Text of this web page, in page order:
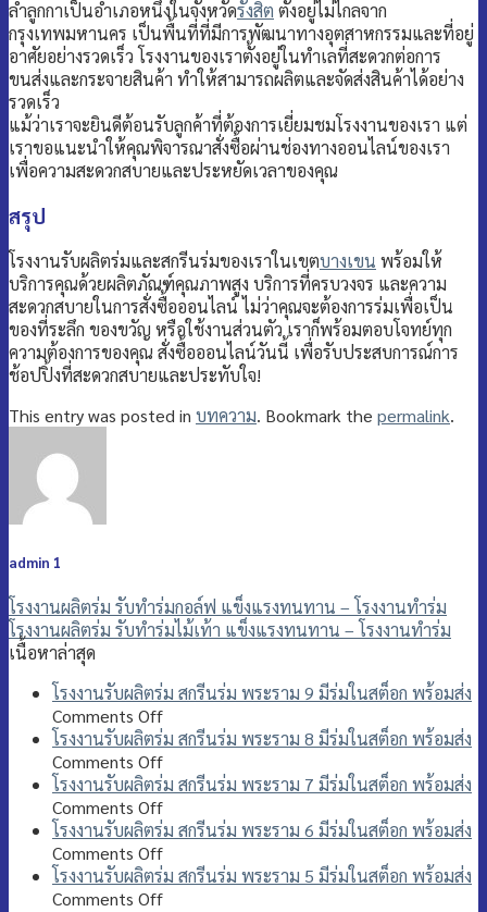
ลำลูกกาเป็นอำเภอหนึ่งในจังหวัดรังสิต ตั้งอยู่ไม่ไกลจาก
กรุงเทพมหานคร เป็นพื้นที่ที่มีการพัฒนาทางอุตสาหกรรมและที่อยู่
อาศัยอย่างรวดเร็ว โรงงานของเราตั้งอยู่ในทำเลที่สะดวกต่อการ
ขนส่งและกระจายสินค้า ทำให้สามารถผลิตและจัดส่งสินค้าได้อย่าง
รวดเร็ว
แม้ว่าเราจะยินดีต้อนรับลูกค้าที่ต้องการเยี่ยมชมโรงงานของเรา แต่
เราขอแนะนำให้คุณพิจารณาสั่งซื้อผ่านช่องทางออนไลน์ของเรา
เพื่อความสะดวกสบายและประหยัดเวลาของคุณ
สรุป
โรงงานรับผลิตร่มและสกรีนร่มของเราในเขตบางเขน พร้อมให้
บริการคุณด้วยผลิตภัณฑ์คุณภาพสูง บริการที่ครบวงจร และความ
สะดวกสบายในการสั่งซื้อออนไลน์ ไม่ว่าคุณจะต้องการร่มเพื่อเป็น
ของที่ระลึก ของขวัญ หรือใช้งานส่วนตัว เราก็พร้อมตอบโจทย์ทุก
ความต้องการของคุณ สั่งซื้อออนไลน์วันนี้ เพื่อรับประสบการณ์การ
ช้อปปิ้งที่สะดวกสบายและประทับใจ!
This entry was posted in บทความ. Bookmark the permalink.
admin 1
โรงงานผลิตร่ม รับทำร่มกอล์ฟ แข็งแรงทนทาน – โรงงานทำร่ม
โรงงานผลิตร่ม รับทำร่มไม้เท้า แข็งแรงทนทาน – โรงงานทำร่ม
เนื้อหาล่าสุด
โรงงานรับผลิตร่ม สกรีนร่ม พระราม 9 มีร่มในสต็อก พร้อมส่ง
Comments Offon
โรงงาน
รับ
ผลิต
ร่ม
สกรีน
ร่ม
พระราม
9
โรงงานรับผลิตร่ม สกรีนร่ม พระราม 8 มีร่มในสต็อก พร้อมส่ง
Comments Offon
โรงงาน
รับ
ผลิต
ร่ม
สกรีน
ร่ม
โรงงานรับผลิตร่ม สกรีนร่ม พระราม 7 มีร่มในสต็อก พร้อมส่ง
Comments Offon
โรงงาน
รับ
ผลิต
ร่ม
โรงงานรับผลิตร่ม สกรีนร่ม พระราม 6 มีร่มในสต็อก พร้อมส่ง
Comments Offon
โรงงาน
รับ
โรงงานรับผลิตร่ม สกรีนร่ม พระราม 5 มีร่มในสต็อก พร้อมส่ง
Comments Offon